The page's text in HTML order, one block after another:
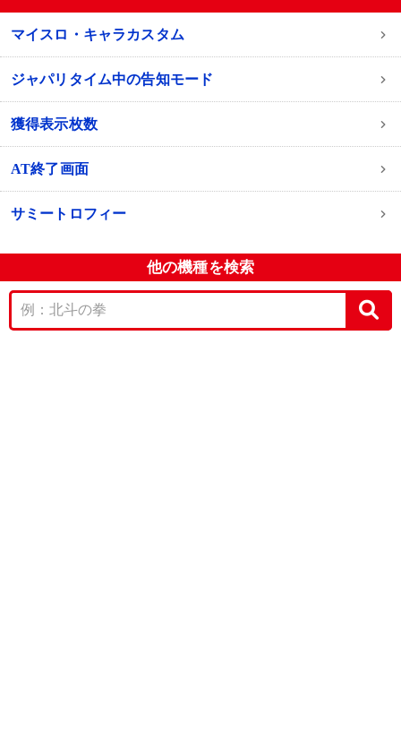
マイスロ・キャラカスタム
ジャパリタイム中の告知モード
獲得表示枚数
AT終了画面
サミートロフィー
他の機種を検索